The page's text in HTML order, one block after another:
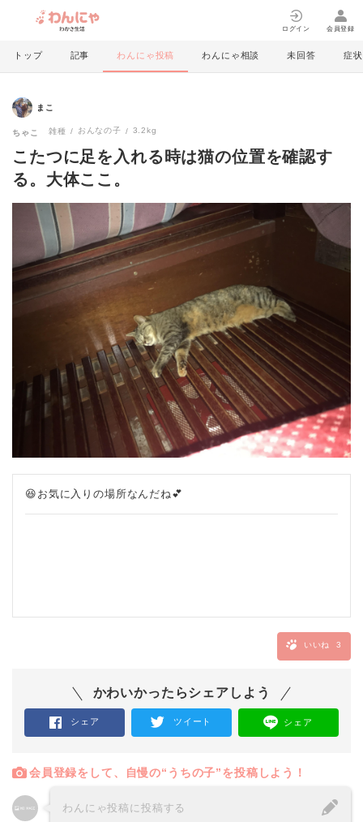
ログイン 会員登録
トップ 記事 わんにゃ投稿 わんにゃ相談 未回答 症状
まこ
ちゃこ 雑種 おんなの子 3.2kg
こたつに足を入れる時は猫の位置を確認す
る。大体ここ。
😆お気に入りの場所なんだね💕
いいね 3
かわいかったらシェアしよう
シェア ツイート シェア
会員登録をして、自慢の“うちの子”を投稿しよう！
わんにゃ投稿に投稿する